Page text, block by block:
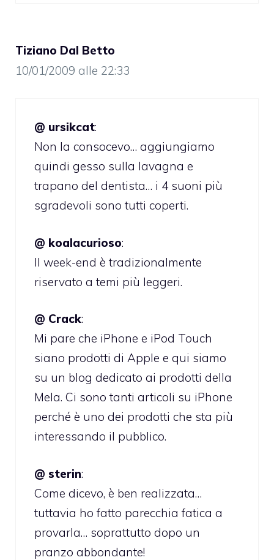
Tiziano Dal Betto
10/01/2009 alle 22:33
@ ursikcat:
Non la consocevo… aggiungiamo
quindi gesso sulla lavagna e
trapano del dentista… i 4 suoni più
sgradevoli sono tutti coperti.
@ koalacurioso:
Il week-end è tradizionalmente
riservato a temi più leggeri.
@ Crack:
Mi pare che iPhone e iPod Touch
siano prodotti di Apple e qui siamo
su un blog dedicato ai prodotti della
Mela. Ci sono tanti articoli su iPhone
perché è uno dei prodotti che sta più
interessando il pubblico.
@ sterin:
Come dicevo, è ben realizzata…
tuttavia ho fatto parecchia fatica a
provarla… soprattutto dopo un
pranzo abbondante!